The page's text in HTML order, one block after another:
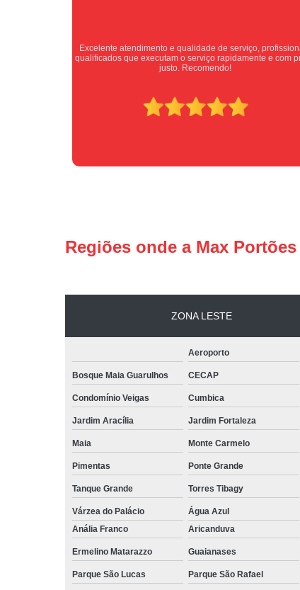
Bom atendimento desde o primeiro contato.
atenciosos fornecendo todas as informações sobre o
ser prestado.
Regiões onde a Max
ZONA LESTE
Aeroporto
Bosque Maia Guarulhos CECAP
Condomínio Veigas Cumbica
Jardim Aracília Jardim Fortaleza
Maia Monte Carmelo
Pimentas Ponte Grande
Tanque Grande Torres Tibagy
Várzea do Palácio Água Azul
Anália Franco
Aricanduva
Ermelino Matarazzo Guaianases
Parque São Lucas Parque São Rafael